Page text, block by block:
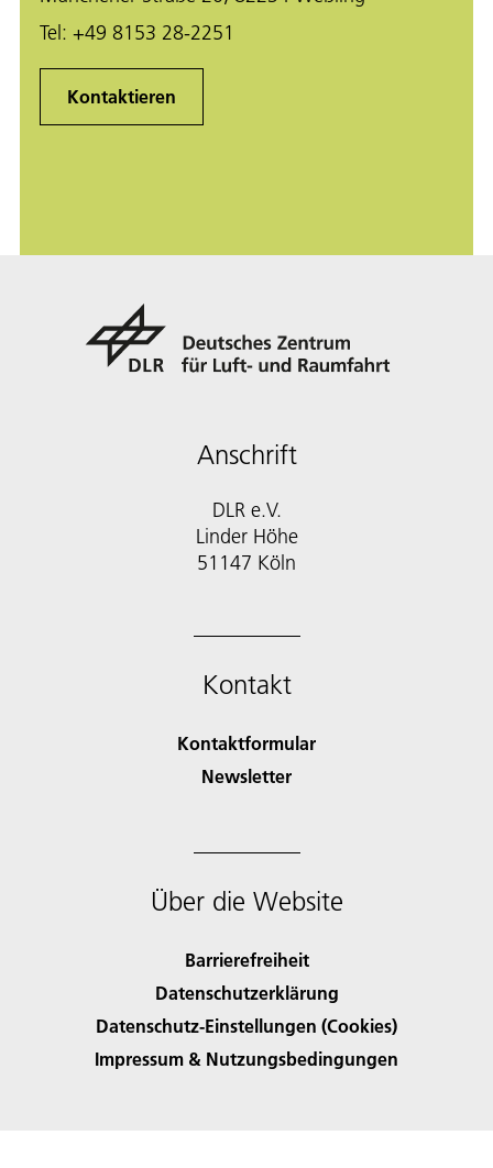
Tel: +49 8153 28-2251
Kontaktieren
Anschrift
DLR e.V.
Linder Höhe
51147 Köln
Kontakt
Kontaktformular
Newsletter
Über die Website
Barrierefreiheit
Datenschutzerklärung
Datenschutz-Einstellungen (Cookies)
Impressum & Nutzungsbedingungen